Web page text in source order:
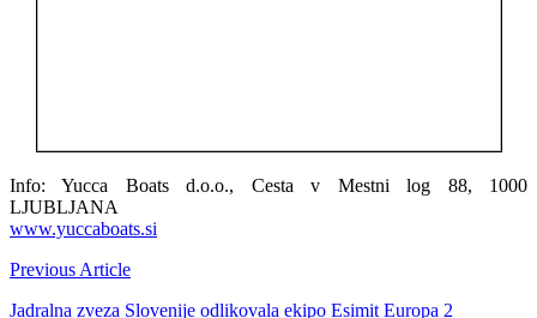
Info: Yucca Boats d.o.o., Cesta v Mestni log 88, 1000
LJUBLJANA
www.yuccaboats.si
Previous Article
Jadralna zveza Slovenije odlikovala ekipo Esimit Europa 2